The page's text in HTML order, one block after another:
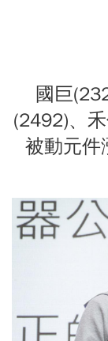
國巨
(2492)、
被動元件